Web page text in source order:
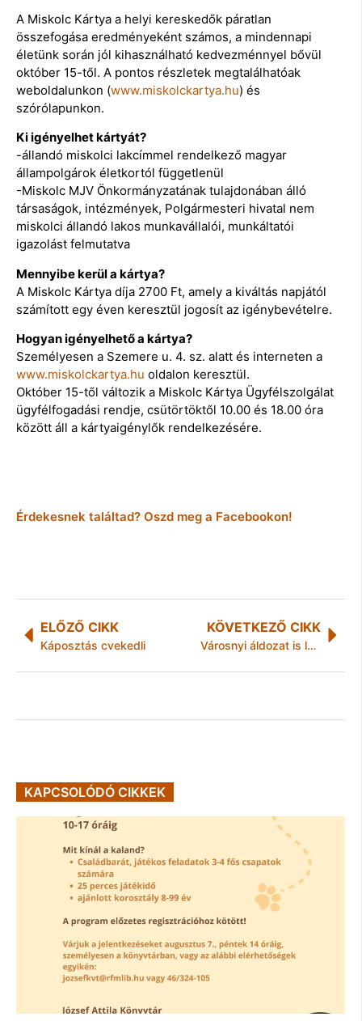
A Miskolc Kártya a helyi kereskedők páratlan
összefogása eredményeként számos, a mindennapi
életünk során jól kihasználható kedvezménnyel bővül
október 15-től. A pontos részletek megtalálhatóak
weboldalunkon (www.miskolckartya.hu) és
szórólapunkon.
Ki igényelhet kártyát?
-állandó miskolci lakcímmel rendelkező magyar
állampolgárok életkortól függetlenül
-Miskolc MJV Önkormányzatának tulajdonában álló
társaságok, intézmények, Polgármesteri hivatal nem
miskolci állandó lakos munkavállalói, munkáltatói
igazolást felmutatva
Mennyibe kerül a kártya?
A Miskolc Kártya díja 2700 Ft, amely a kiváltás napjától
számított egy éven keresztül jogosít az igénybevételre.
Hogyan igényelhető a kártya?
Személyesen a Szemere u. 4. sz. alatt és interneten a
www.miskolckartya.hu oldalon keresztül.
Október 15-től változik a Miskolc Kártya Ügyfélszolgálat
ügyfélfogadási rendje, csütörtöktől 10.00 és 18.00 óra
között áll a kártyaigénylők rendelkezésére.
Érdekesnek találtad? Oszd meg a Facebookon!
ELŐZŐ CIKK
Káposztás cvekedli
KÖVETKEZŐ CIKK
Városnyi áldozat is lehet
KAPCSOLÓDÓ CIKKEK